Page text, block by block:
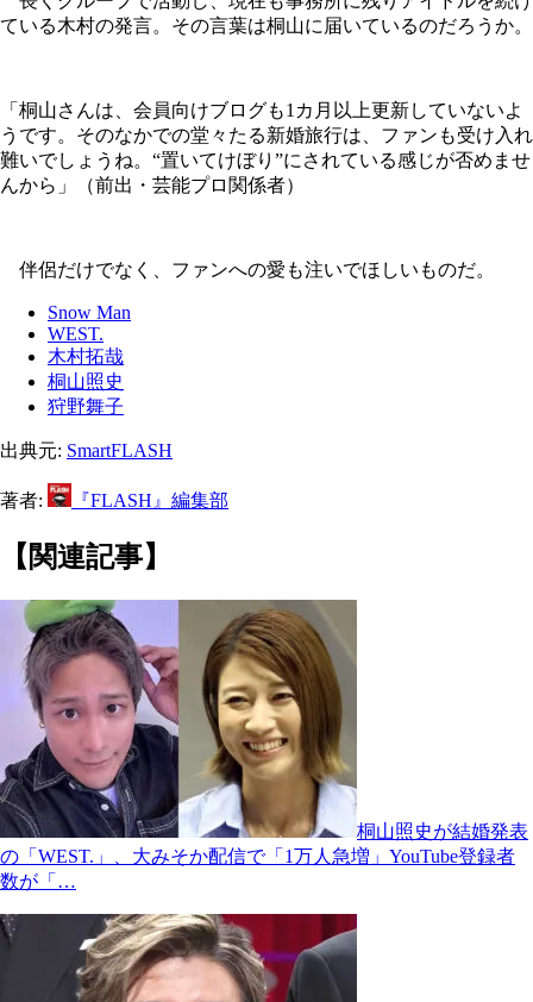
ている木村の発言。その言葉は桐山に届いているのだろうか。
「桐山さんは、会員向けブログも1カ月以上更新していないよ
うです。そのなかでの堂々たる新婚旅行は、ファンも受け入れ
難いでしょうね。“置いてけぼり”にされている感じが否めませ
んから」（前出・芸能プロ関係者）
伴侶だけでなく、ファンへの愛も注いでほしいものだ。
Snow Man
WEST.
木村拓哉
桐山照史
狩野舞子
出典元: SmartFLASH
著者: 『FLASH』編集部
【関連記事】
桐山照史が結婚発表
の「WEST.」、大みそか配信で「1万人急増」YouTube登録者
数が「…